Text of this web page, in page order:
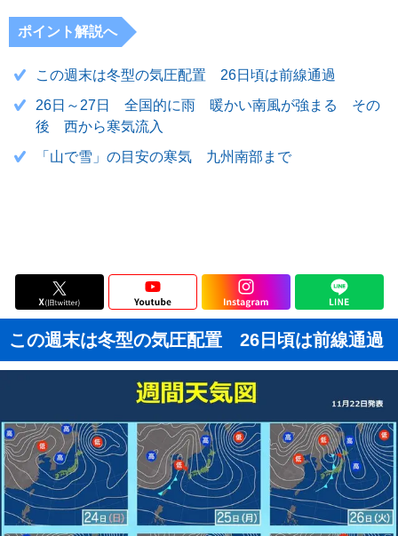
ポイント解説へ
この週末は冬型の気圧配置 26日頃は前線通過
26日～27日 全国的に雨 暖かい南風が強まる その
後 西から寒気流入
「山で雪」の目安の寒気 九州南部まで
この週末は冬型の気圧配置 26日頃は前線通過